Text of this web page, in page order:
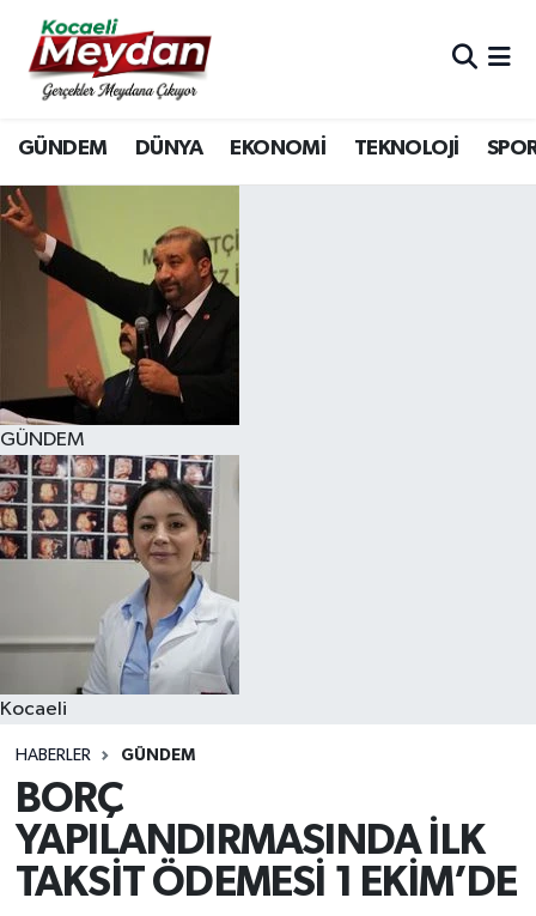
GÜNDEM DÜNYA EKONOMİ TEKNOLOJİ
GÜNDEM
Kocaeli
HABERLER GÜNDEM
BORÇ
YAPILANDIRMASINDA İLK
TAKSİT ÖDEMESİ 1 EKİM’DE
Nöbetçi Eczaneler
Hava Durumu
Trafik Durumu
Süper Lig Puan Durumu ve Fikstür
Tüm Manşetler
Son Dakika Haberleri
Haber Arşivi